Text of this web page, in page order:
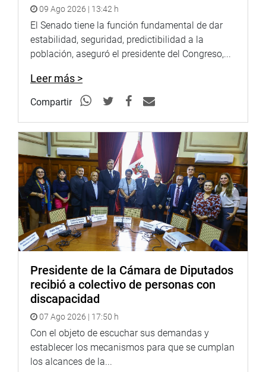
que ellos no son responsables de esta muerte”, acotó
Rospigliosi Capurro.
Reproductor
vídeo
09 Ago 2026 | 13:42 h
El Senado tiene la función fundamental de dar
estabilidad, seguridad, predictibilidad a la
población, aseguró el presidente del Congreso,...
Leer más >
Compartir
Presidente de la Cámara de Diputados
recibió a colectivo de personas con
discapacidad
07 Ago 2026 | 17:50 h
Con el objeto de escuchar sus demandas y
establecer los mecanismos para que se cumplan
los alcances de la...